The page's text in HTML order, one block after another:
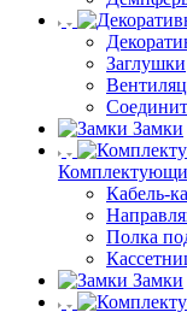
Заглушки
Замки
Кабель-
Полка
Замки